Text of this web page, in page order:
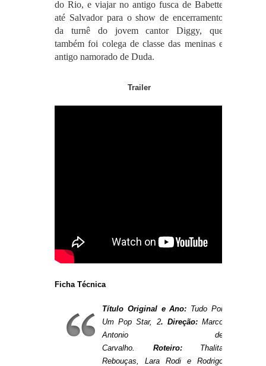
do Rio, e viajar no antigo fusca de Babette
até Salvador para o show de encerramento
da turnê do jovem cantor Diggy, que
também foi colega de classe das meninas e
antigo namorado de Duda.
Trailer
Ficha Técnica
Título Original e Ano: Tudo Por
Um Pop Star, 2. Direção:Marco
Antonio de
Carvalho. Roteiro:Thalita
Rebouças, Lara Rodi e Rodrigo